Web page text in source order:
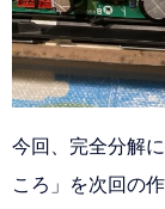
今回、完全分解
ころ」を次回の